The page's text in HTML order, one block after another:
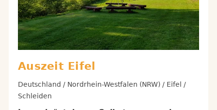
Auszeit Eifel
Deutschland / Nordrhein-Westfalen (NRW) / Eifel /
Schleiden